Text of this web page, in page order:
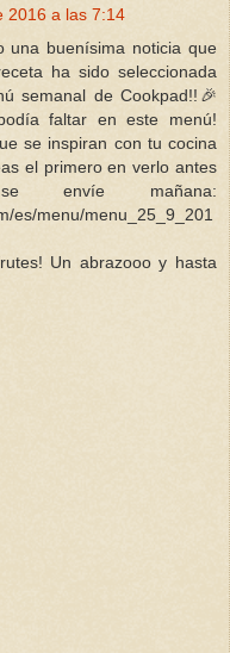
2016 a las 7:14
una buenísima noticia que
ha sido seleccionada
semanal de Cookpad!!🎉
faltar en este menú!
se inspiran con tu cocina
el primero en verlo antes
envíe mañana:
es/menu/menu_25_9_201
Un abrazooo y hasta